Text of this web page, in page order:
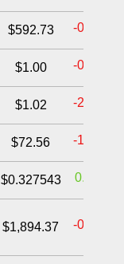
$592.73 -0.39%
$1.00 -0.01%
$1.02 -2.48%
$72.56 -1.63%
$0.327543 0.36%
$1,894.37 -0.39%